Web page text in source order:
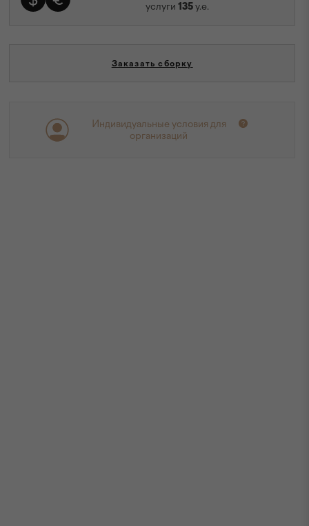
услуги 135у.е.
Заказать сборку
Индивидуальные условия для
организаций